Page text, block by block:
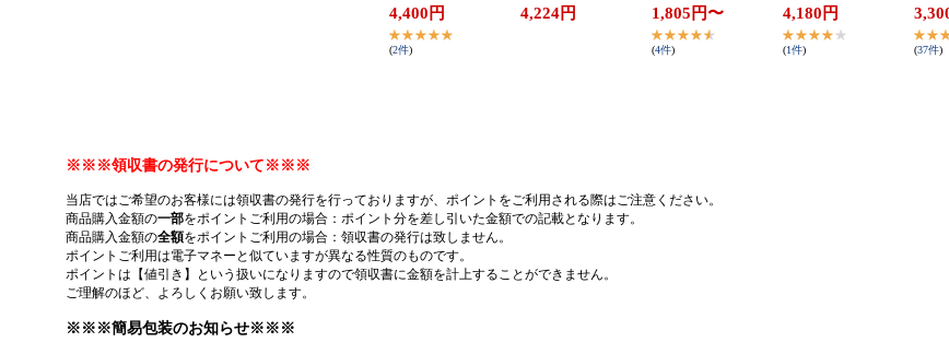
4,400 円
(2件)
4,224円 1,805 円〜
(4件)
4,180 円
(1件) (37件)
※※※領収書の発行について※※※
当店ではご希望のお客様には領収書の発行を行っておりますが、ポイントをご利用される際はご注意ください。
商品購入金額の一部をポイントご利用の場合：ポイント分を差し引いた金額での記載となります。
商品購入金額の全額をポイントご利用の場合：領収書の発行は致しません。
ポイントご利用は電子マネーと似ていますが異なる性質のものです。
ポイントは【値引き】という扱いになりますので領収書に金額を計上することができません。
ご理解のほど、よろしくお願い致します。
※※※簡易包装のお知らせ※※※